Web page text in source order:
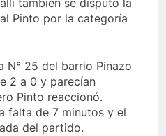
también se disputo la
Pinto por la categoría
N° 25 del barrio Pinazo
2 a 0 y parecían
Pinto reaccionó.
falta de 7 minutos y el
del partido.